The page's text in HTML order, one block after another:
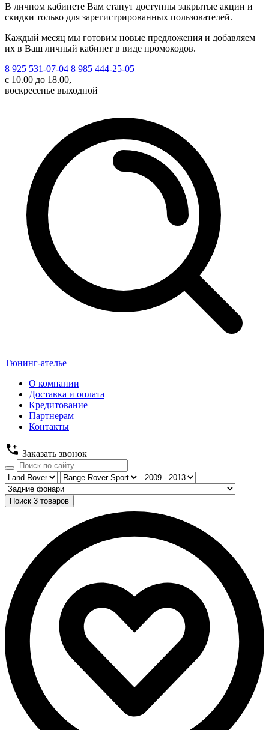
В личном кабинете Вам станут доступны закрытые акции и
скидки только для зарегистрированных пользователей.
Каждый месяц мы готовим новые предложения и добавляем
их в Ваш личный кабинет в виде промокодов.
8 925 531-07-04 8 985 444-25-05
с 10.00 до 18.00,
воскресенье выходной
Тюнинг-ателье
О компании
Доставка и оплата
Кредитование
Партнерам
Контакты
Заказать звонок
Поиск 3 товаров